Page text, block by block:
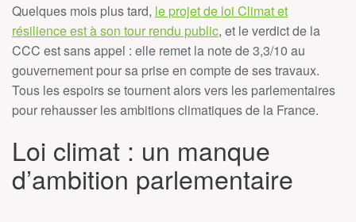
Quelques mois plus tard, le projet de loi Climat et
résilience est à son tour rendu public, et le verdict de la
CCC est sans appel : elle remet la note de 3,3/10 au
gouvernement pour sa prise en compte de ses travaux.
Tous les espoirs se tournent alors vers les parlementaires
pour rehausser les ambitions climatiques de la France.
Loi climat : un manque
d’ambition parlementaire